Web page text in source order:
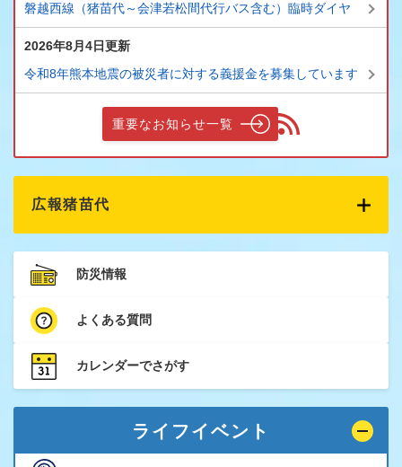
磐越西線（猪苗代～会津若松間代行バス含む）臨時ダイヤ
2026年8月4日更新
令和8年熊本地震の被災者に対する義援金を募集しています
重要なお知らせ一覧
広報猪苗代
防災情報
よくある質問
カレンダーでさがす
ライフイベント